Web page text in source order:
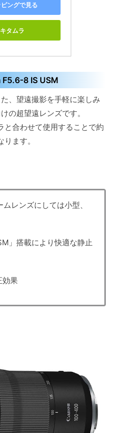
ングで見る
タムラ
8 IS USM
、望遠撮影を手軽に楽しみ
の超望遠レンズです。
と合わせて使用することで約
ます。
レンズにしては小型、
」搭載により快適な静止
効果